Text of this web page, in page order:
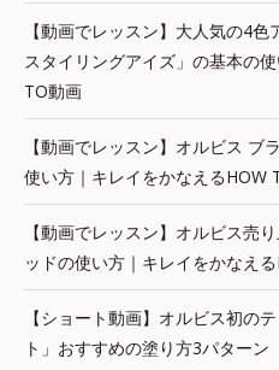
【動画でレッスン】大人気の4
スタイリングアイズ」の基本の
TO動画
【動画でレッスン】オルビス ブ
使い方｜キレイをかなえるHOW
【動画でレッスン】オルビス売
ッドの使い方｜キレイをかなえ
【ショート動画】オルビス初の
ト」おすすめの塗り方3パターン